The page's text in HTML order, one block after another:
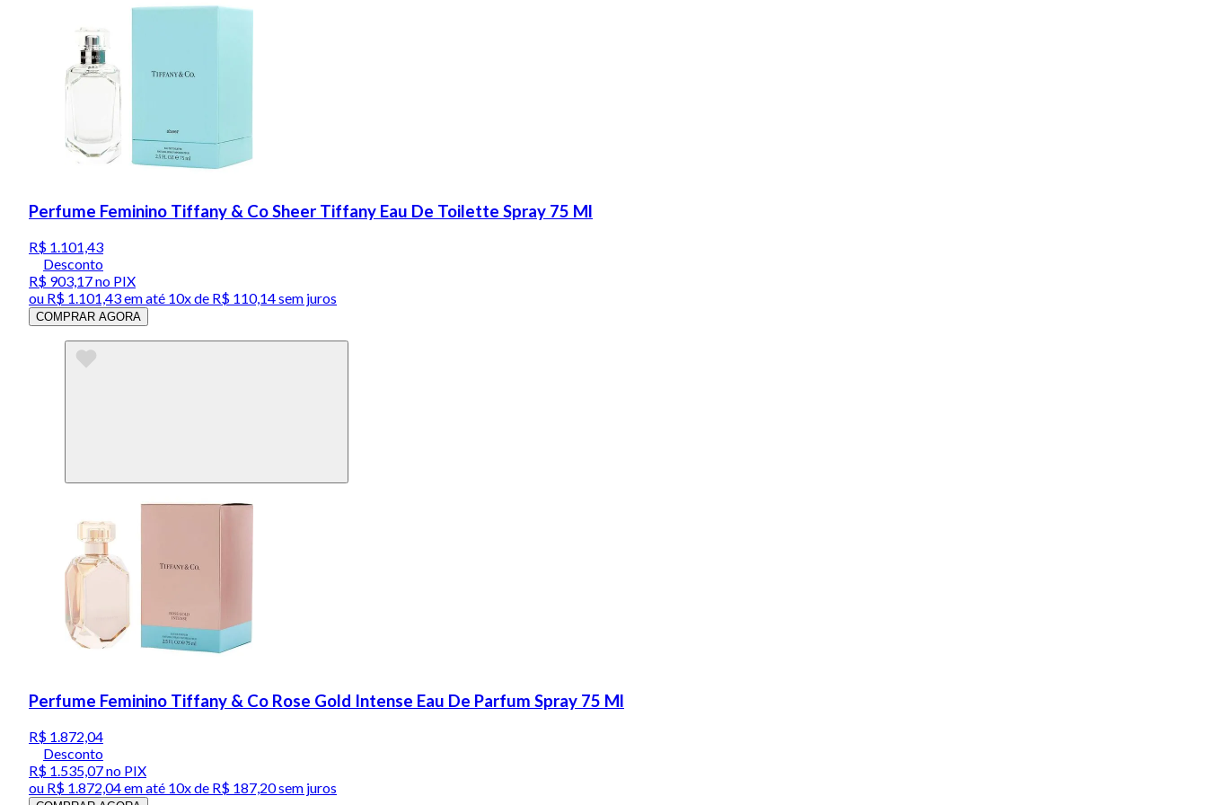
Perfume Feminino Tiffany & Co Sheer Tiffany Eau De Toilette Spray 75 Ml
R$ 1.101,43
Desconto
R$ 903,17no PIX
ou R$ 1.101,43em até 10x de R$ 110,14 sem juros
COMPRAR AGORA
Perfume Feminino Tiffany & Co Rose Gold Intense Eau De Parfum Spray 75 Ml
R$ 1.872,04
Desconto
R$ 1.535,07no PIX
ou R$ 1.872,04em até 10x de R$ 187,20 sem juros